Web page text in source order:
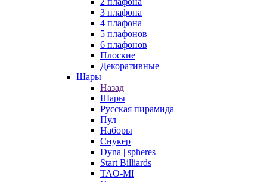
3 плафона
4 плафона
5 плафонов
6 плафонов
Плоские
Декоративные
Шары
Назад
Шары
Русская пирамида
Пул
Наборы
Снукер
Dyna | spheres
Start Billiards
TAO-MI